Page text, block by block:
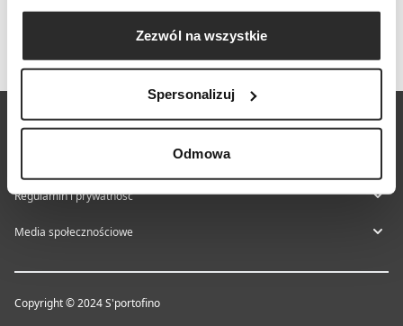
Zezwól na wszystkie
Spersonalizuj
Odmowa
O nas
Regulamin i prywatność
Media społecznościowe
Copyright © 2024 S'portofino